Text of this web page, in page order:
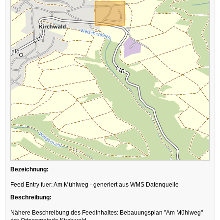
Bezeichnung:
Feed Entry fuer: Am Mühlweg - generiert aus WMS Datenquelle
Beschreibung:
Nähere Beschreibung des Feedinhaltes: Bebauungsplan "Am Mühlweg"